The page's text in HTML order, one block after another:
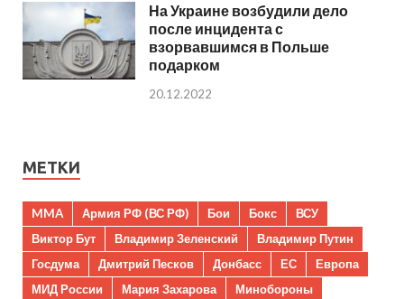
На Украине возбудили дело
после инцидента с
взорвавшимся в Польше
подарком
20.12.2022
МЕТКИ
MMA Армия РФ (ВС РФ) Бои Бокс
ВСУ
Виктор Бут
Владимир Зеленский
Владимир Путин
Госдума
Дмитрий Песков Донбасс ЕС
Европа
МИД России
Мария Захарова
Минобороны